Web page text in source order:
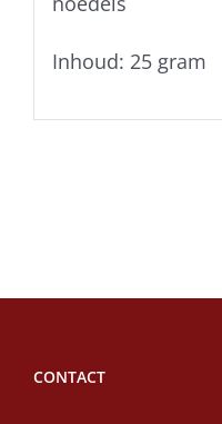
Inhoud: 25 gram
CONTACT